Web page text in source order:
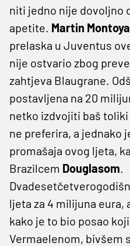
niti jedno nije dovoljno
apetite. Martin Montoya
prelaska u Juventus
nije ostvario zbog
zahtjeva Blaugrane.
postavljena na 20
netko izdvojiti baš
ne preferira, a jednako
promašaja ovog ljeta,
Brazilcem Douglasom.
ljeta za 4 milijuna eura,
kako je to bio posao
Vermaelenom, bivšem